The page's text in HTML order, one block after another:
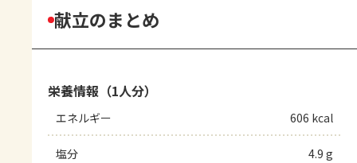
献立のまとめ
栄養情報（1人分）
エネルギー 606 kcal
塩分 4.9 g